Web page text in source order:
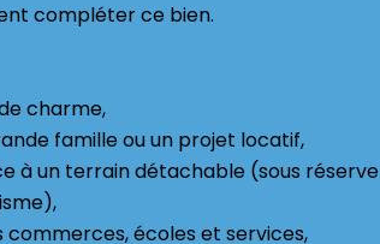
compléter ce bien.
charme,
famille ou un projet locatif,
à un terrain détachable (sous réserve
écoles et services,